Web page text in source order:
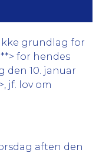
grundlag for
for hendes
den 10. januar
jf. lov om
aften den